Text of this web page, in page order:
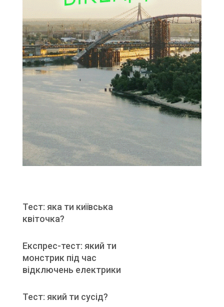
Тест: яка ти київська
квіточка?
Експрес-тест: який ти
монстрик під час
відключень електрики
Тест: який ти сусід?